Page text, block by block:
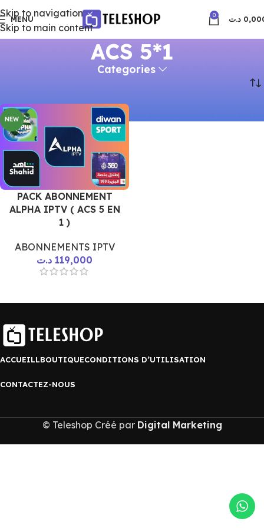
Skip to navigation
Skip to main content
MENU 0 د.ت
ACS 5*1
Categories
NEW
PACK ABONNEMENT
ALPHA IPTV ( ACS 5 EN
1 )
ABONNEMENTS IPTV
119,000 د.ت
ACCUEILLBOUTIQUECONDITIONS D’UTILISATION
CONTACTEZ-NOUS
© Teleshop Créé par Digital Marketing